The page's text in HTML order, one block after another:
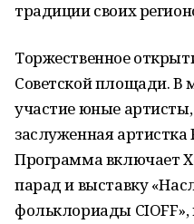
традиции своих
Торжественное
Советской площади. В
участие юные
заслуженная
Программа включает
парад и выставку
фольклориады